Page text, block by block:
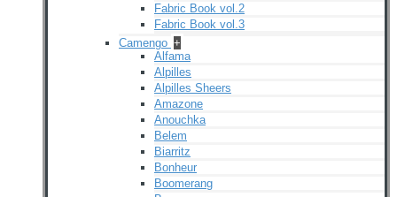
Fabric Book vol.2
Fabric Book vol.3
Camengo +
Alfama
Alpilles
Alpilles Sheers
Amazone
Anouchka
Belem
Biarritz
Bonheur
Boomerang